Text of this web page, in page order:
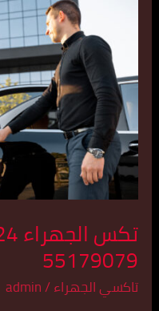
55179079
تاكسي الجهراء/
admin
ساعة
اتصل
بنا
55179079